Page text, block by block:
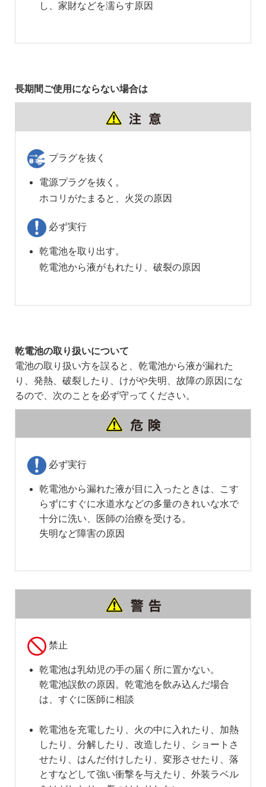
し、家財などを濡らす原因
長期間ご使用にならない場合は
プラグを抜く
電源プラグを抜く。
ホコリがたまると、火災の原因
必ず実行
乾電池を取り出す。
乾電池から液がもれたり、破裂の原因
乾電池の取り扱いについて
電池の取り扱い方を誤ると、乾電池から液が漏れた
り、発熱、破裂したり、けがや失明、故障の原因にな
るので、次のことを必ず守ってください。
必ず実行
乾電池から漏れた液が目に入ったときは、こす
らずにすぐに水道水などの多量のきれいな水で
十分に洗い、医師の治療を受ける。
失明など障害の原因
禁止
乾電池は乳幼児の手の届く所に置かない。
乾電池誤飲の原因。乾電池を飲み込んだ場合
は、すぐに医師に相談
乾電池を充電したり、火の中に入れたり、加熱
したり、分解したり、改造したり、ショートさ
せたり、はんだ付けしたり、変形させたり、落
とすなどして強い衝撃を与えたり、外装ラベル